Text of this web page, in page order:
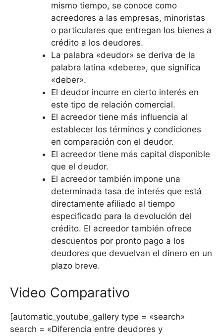
mismo tiempo, se conoce como
acreedores a las empresas, minoristas
o particulares que entregan los bienes a
crédito a los deudores.
La palabra «deudor» se deriva de la
palabra latina «debere», que significa
«deber».
El deudor incurre en cierto interés en
este tipo de relación comercial.
El acreedor tiene más influencia al
establecer los términos y condiciones
en comparación con el deudor.
El acreedor tiene más capital disponible
que el deudor.
El acreedor también impone una
determinada tasa de interés que está
directamente afiliado al tiempo
especificado para la devolución del
crédito. El acreedor también ofrece
descuentos por pronto pago a los
deudores que devuelvan el dinero en un
plazo breve.
Video Comparativo
[automatic_youtube_gallery type = «search»
search = «Diferencia entre deudores y